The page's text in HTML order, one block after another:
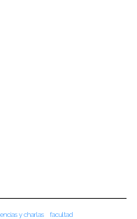
y charlas
facultad